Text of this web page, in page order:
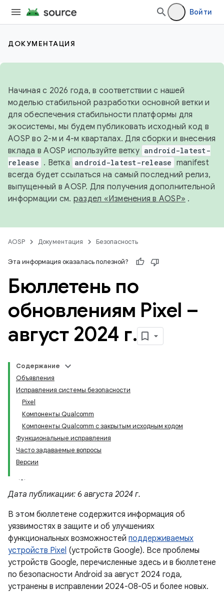
Войти
ДОКУМЕНТАЦИЯ
Начиная с 2026 года, в соответствии с нашей
моделью стабильной разработки основной ветки и
для обеспечения стабильности платформы для
экосистемы, мы будем публиковать исходный код в
AOSP во 2-м и 4-м кварталах. Для сборки и внесения
вклада в AOSP используйте ветку android-latest-
release . Ветка android-latest-release manifest
всегда будет ссылаться на самый последний релиз,
выпущенный в AOSP. Для получения дополнительной
информации см. раздел «Изменения в AOSP» .
AOSP Документация Безопасность
Эта информация оказалась полезной?
Бюллетень по
обновлениям Pixel –
август 2024 г.
Содержание
Объявления
Исправления системы безопасности
Pixel
Компоненты Qualcomm
Компоненты Qualcomm с закрытым исходным кодом
Функциональные исправления
Часто задаваемые вопросы
Версии
Дата публикации: 6 августа 2024 г.
В этом бюллетене содержится информация об
уязвимостях в защите и об улучшениях
функциональных возможностей поддерживаемых
устройств Pixel (устройств Google). Все проблемы
устройств Google, перечисленные здесь и в бюллетене
по безопасности Android за август 2024 года,
устранены в исправлении 2024-08-05 и более новых.